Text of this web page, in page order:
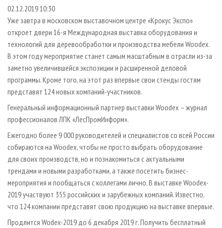
СУШКА ДРЕВЕСИНЫ
ПРОИЗВОДСТВО ДРЕВЕСНЫХ ПЛИТ
ДЕРЕВЯННОЕ ДОМОСТРОЕНИЕ
ПРОИЗВОДСТВО МЕБЕЛИ
БИОЭНЕРГЕТИКА
ЦБП
ИНСТРУМЕНТ И МАТЕРИАЛЫ
ПЕРСОНЫ
МОБИЛЬНЫЕ ВЫСТАВКИ
ОФИЦИАЛЬНЫЕ ДЕЛЕГАЦИИ
ПРИОРИТЕТНЫЕ ИНВЕСТПРОЕКТЫ
RUSSIAN FORESTRY REVIEW
ГАЗЕТА ЛЕСПРОМФОРУМ
БИБЛИОТЕКА СПЕЦИАЛИСТА
КОНТАКТЫ
РЕКЛАМА
РЕКЛАМА НА САЙТЕ
02.12.2019 10:30
Уже завтра в московском выставочном центре «Крокус Экспо»
откроет двери 16-я Международная выставка оборудования и
технологий для деревообработки и производства мебели Woodex.
В этом году мероприятие станет самым масштабным в отрасли из-за
заметно увеличившейся экспозиции и расширенной деловой
программы. Кроме того, на этот раз впервые свои стенды гостям
представят 124 новых компаний-участников.
Генеральный информационный партнер выставки Woodex – журнал
профессионалов ЛПК «ЛесПромИнформ».
Ежегодно более 9 000 руководителей и специалистов со всей России
собираются на Woodex, чтобы не просто выбрать оборудование
для своих производств, но и познакомиться с актуальными
трендами и новыми разработками, а также посетить бизнес-
мероприятия и пообщаться с коллегами лично. В выставке Woodex-
2019 участвуют 355 российских и зарубежных компаний. Известно,
что 124 компании представят свою продукцию на выставке впервые.
Продлится Wodex-2019 до 6 декабря 2019 г. Получить бесплатный